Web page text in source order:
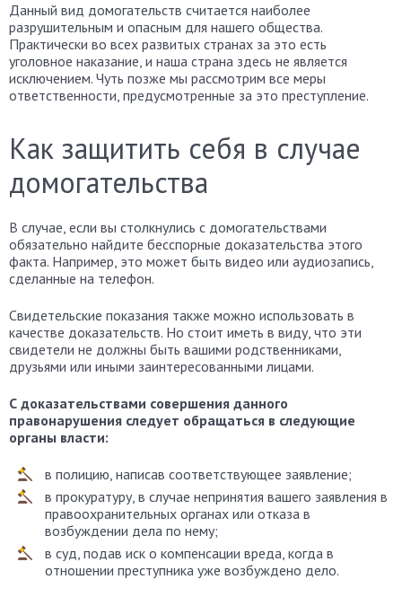
Данный вид домогательств считается наиболее
разрушительным и опасным для нашего общества.
Практически во всех развитых странах за это есть
уголовное наказание, и наша страна здесь не является
исключением. Чуть позже мы рассмотрим все меры
ответственности, предусмотренные за это преступление.
Как защитить себя в случае
домогательства
В случае, если вы столкнулись с домогательствами
обязательно найдите бесспорные доказательства этого
факта. Например, это может быть видео или аудиозапись,
сделанные на телефон.
Свидетельские показания также можно использовать в
качестве доказательств. Но стоит иметь в виду, что эти
свидетели не должны быть вашими родственниками,
друзьями или иными заинтересованными лицами.
С доказательствами совершения данного
правонарушения следует обращаться в следующие
органы власти:
в полицию, написав соответствующее заявление;
в прокуратуру, в случае непринятия вашего заявления в
правоохранительных органах или отказа в
возбуждении дела по нему;
в суд, подав иск о компенсации вреда, когда в
отношении преступника уже возбуждено дело.